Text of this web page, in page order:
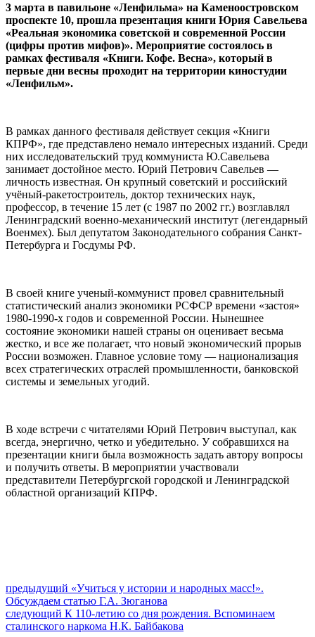
3 марта в павильоне «Ленфильма» на Каменоостровском
проспекте 10, прошла презентация книги Юрия Савельева
«Реальная экономика советской и современной России
(цифры против мифов)». Мероприятие состоялось в
рамках фестиваля «Книги. Кофе. Весна», который в
первые дни весны проходит на территории киностудии
«Ленфильм».
В рамках данного фестиваля действует секция «Книги
КПРФ», где представлено немало интересных изданий. Среди
них исследовательский труд коммуниста Ю.Савельева
занимает достойное место. Юрий Петрович Савельев —
личность известная. Он крупный советский и российский
учёный-ракетостроитель, доктор технических наук,
профессор, в течение 15 лет (с 1987 по 2002 гг.) возглавлял
Ленинградский военно-механический институт (легендарный
Военмех). Был депутатом Законодательного собрания Санкт-
Петербурга и Госдумы РФ.
В своей книге ученый-коммунист провел сравнительный
статистический анализ экономики РСФСР времени «застоя»
1980-1990-х годов и современной России. Нынешнее
состояние экономики нашей страны он оценивает весьма
жестко, и все же полагает, что новый экономический прорыв
России возможен. Главное условие тому — национализация
всех стратегических отраслей промышленности, банковской
системы и земельных угодий.
В ходе встречи с читателями Юрий Петрович выступал, как
всегда, энергично, четко и убедительно. У собравшихся на
презентации книги была возможность задать автору вопросы
и получить ответы. В мероприятии участвовали
представители Петербургской городской и Ленинградской
областной организаций КПРФ.
Навигация
по
записям
предыдущий Предыдущий
пост:
«Учиться у истории и народных масс!».
Обсуждаем статью Г.А. Зюганова
следующий Следующее
сообщение:
К 110-летию со дня рождения. Вспоминаем
сталинского наркома Н.К. Байбакова